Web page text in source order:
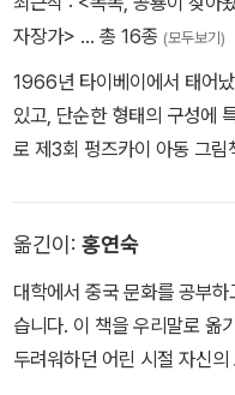
자장가> … 총 16종 (모두보기)
1966년 타이베이에서 태어
있고, 단순한 형태의 구성에
로 제3회 펑즈카이 아동 그
두둑!』으로 제35회 금정상
습니다. 우리나라에 소개된 도
복숭아나무』 『채소 먹는 악어
『예술가 거미』 『우리 동네
옮긴이: 홍연숙
대학에서 중국 문화를 공부
습니다. 이 책을 우리말로 옮
두려워하던 어린 시절 자신